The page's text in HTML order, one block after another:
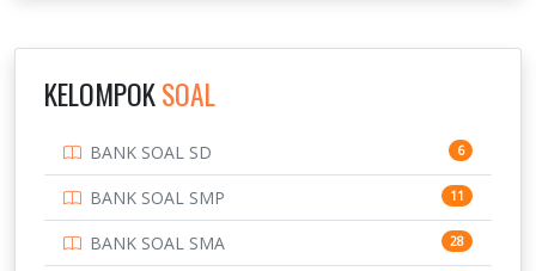
3
169
7
KELOMPOKSOAL
BANK SOAL SD 6
BANK SOAL SMP 11
BANK SOAL SMA 28